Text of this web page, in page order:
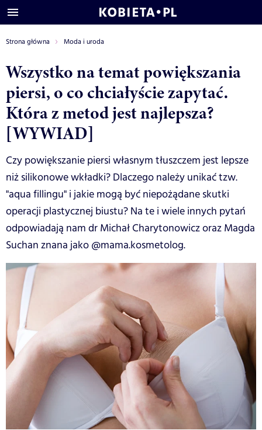
Strona główna Moda i uroda
Wszystko na temat powiększania
piersi, o co chciałyście zapytać.
Która z metod jest najlepsza?
[WYWIAD]
Czy powiększanie piersi własnym tłuszczem jest lepsze
niż silikonowe wkładki? Dlaczego należy unikać tzw.
"aqua fillingu" i jakie mogą być niepożądane skutki
operacji plastycznej biustu? Na te i wiele innych pytań
odpowiadają nam dr Michał Charytonowicz oraz Magda
Suchan znana jako @mama.kosmetolog.